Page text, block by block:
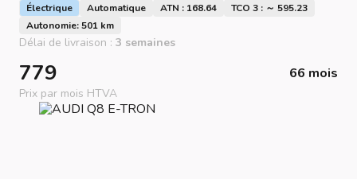
Électrique Automatique ATN : 168.64
TCO 3 : ～ 595.23
Autonomie: 501 km
Délai de livraison : 3 semaines
779 66 mois
Prix par mois HTVA